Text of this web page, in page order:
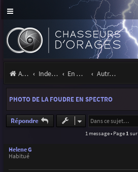
Accueil Index du forum En marge des orages Autres images
PHOTO DE LA FOUDRE EN SPECTRO
Répondre
1 message • Page 1 sur
Helene G
Habitué